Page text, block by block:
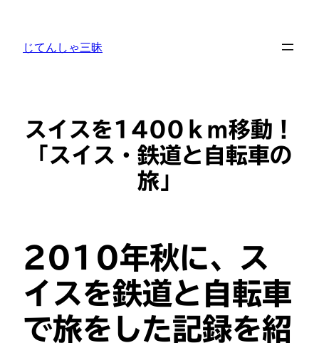
じてんしゃ三昧
スイスを1400ｋｍ移動！
「スイス・鉄道と自転車の
旅」
2010年秋に、ス
イスを鉄道と自転車
で旅をした記録を紹